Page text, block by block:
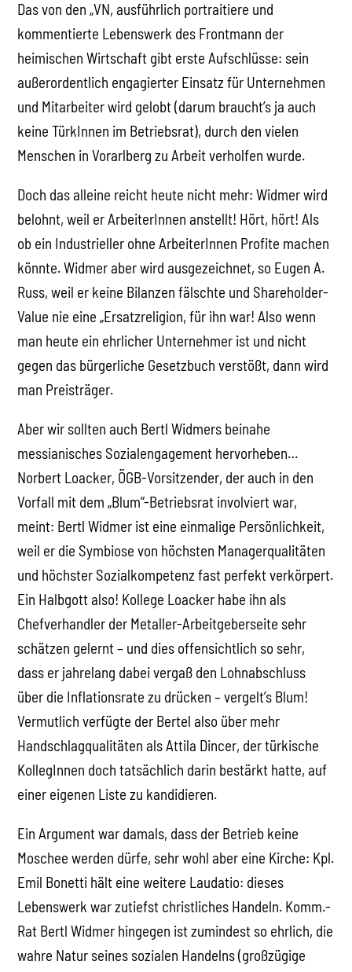
Das von den „VN, ausführlich portraitiere und
kommentierte Lebenswerk des Frontmann der
heimischen Wirtschaft gibt erste Aufschlüsse: sein
außerordentlich engagierter Einsatz für Unternehmen
und Mitarbeiter wird gelobt (darum braucht’s ja auch
keine TürkInnen im Betriebsrat), durch den vielen
Menschen in Vorarlberg zu Arbeit verholfen wurde.
Doch das alleine reicht heute nicht mehr: Widmer wird
belohnt, weil er ArbeiterInnen anstellt! Hört, hört! Als
ob ein Industrieller ohne ArbeiterInnen Profite machen
könnte. Widmer aber wird ausgezeichnet, so Eugen A.
Russ, weil er keine Bilanzen fälschte und Shareholder-
Value nie eine „Ersatzreligion, für ihn war! Also wenn
man heute ein ehrlicher Unternehmer ist und nicht
gegen das bürgerliche Gesetzbuch verstößt, dann wird
man Preisträger.
Aber wir sollten auch Bertl Widmers beinahe
messianisches Sozialengagement hervorheben…
Norbert Loacker, ÖGB-Vorsitzender, der auch in den
Vorfall mit dem „Blum“-Betriebsrat involviert war,
meint: Bertl Widmer ist eine einmalige Persönlichkeit,
weil er die Symbiose von höchsten Managerqualitäten
und höchster Sozialkompetenz fast perfekt verkörpert.
Ein Halbgott also! Kollege Loacker habe ihn als
Chefverhandler der Metaller-Arbeitgeberseite sehr
schätzen gelernt – und dies offensichtlich so sehr,
dass er jahrelang dabei vergaß den Lohnabschluss
über die Inflationsrate zu drücken – vergelt’s Blum!
Vermutlich verfügte der Bertel also über mehr
Handschlagqualitäten als Attila Dincer, der türkische
KollegInnen doch tatsächlich darin bestärkt hatte, auf
einer eigenen Liste zu kandidieren.
Ein Argument war damals, dass der Betrieb keine
Moschee werden dürfe, sehr wohl aber eine Kirche: Kpl.
Emil Bonetti hält eine weitere Laudatio: dieses
Lebenswerk war zutiefst christliches Handeln. Komm.-
Rat Bertl Widmer hingegen ist zumindest so ehrlich, die
wahre Natur seines sozialen Handelns (großzügige